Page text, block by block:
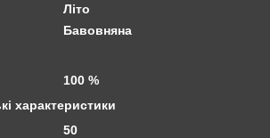
Літо
Бавовняна
100 %
характеристики
50